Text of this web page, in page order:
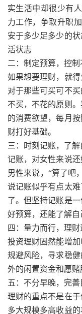
实生活中却很少有
力工作，争取升职
安于多少足多少的
活状志
二：制定预算，控
如果想要理财，就得
对于那些可买可不
不买，不花的原则
的消费欲望，每月
财打好基础。
三：时刻记账，了
记账，对女性来说
男性来说，“算了吧
说记账似乎有点太
了。但坚持记账是
好预算，还能了解自
四：量力而行，理
投资理财固然能增
规避风险，寻求稳
外的闲置资金和愿赌
五：不分早晚，完善
理财的重点不是在
多大规模多高收益